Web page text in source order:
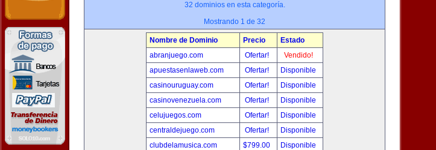
32 dominios en esta categoría.
Mostrando 1 de 32
Nombre de Dominio Precio
Estado
abranjuego.com
Ofertar!
Vendido!
apuestasenlaweb.com
Ofertar!
Disponible
casinouruguay.com
Ofertar!
Disponible
casinovenezuela.com
Ofertar!
Disponible
celujuegos.com
Ofertar!
Disponible
centraldejuego.com
Ofertar!
Disponible
clubdelamusica.com
$799.00
Disponible